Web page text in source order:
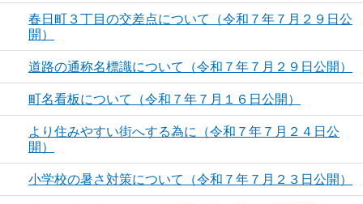
春日町３丁目の交差点について（令和７年７月２９日公
開）
道路の通称名標識について（令和７年７月２９日公開）
町名看板について（令和７年７月１６日公開）
より住みやすい街へする為に（令和７年７月２４日公
開）
小学校の暑さ対策について（令和７年７月２３日公開）